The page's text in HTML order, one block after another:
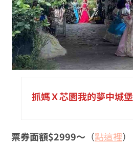
抓媽Ｘ芯園我的夢中城堡
票券面額$2999～ （點這裡）